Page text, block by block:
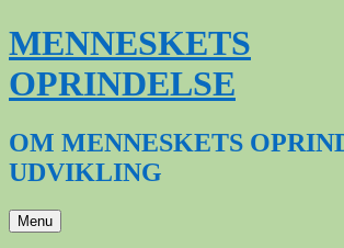
Hop
til
indhold
MENNESKETS
OPRINDELSE
OM MENNESKETS
UDVIKLING
Menu